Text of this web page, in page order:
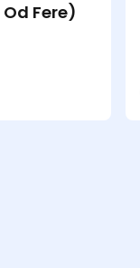
Fere)